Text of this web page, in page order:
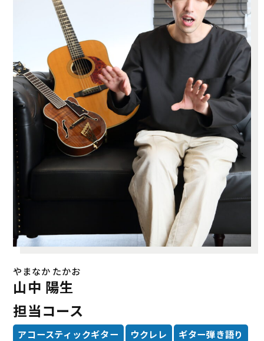
やまなか たかお
山中 陽生
担当コース
アコースティックギター ウクレレ
ギター弾き語り